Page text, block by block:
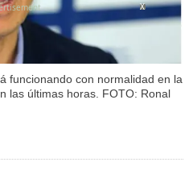
funcionando con normalidad en la
las últimas horas. FOTO: Ronal
X